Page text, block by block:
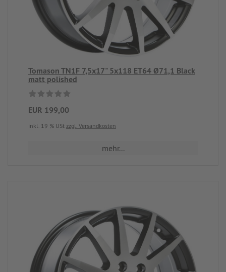
Tomason TN1F 7,5x17" 5x118 ET64 Ø71,1 Black
matt polished
EUR 199,00
inkl. 19 % USt zzgl. Versandkosten
mehr...